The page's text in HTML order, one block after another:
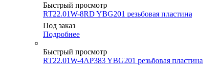
Быстрый просмотр
RT22.01W-8RD YBG201 резьбовая пластина
Под заказ
Подробнее
Быстрый просмотр
RT22.01W-4AP383 YBG201 резьбовая пластина